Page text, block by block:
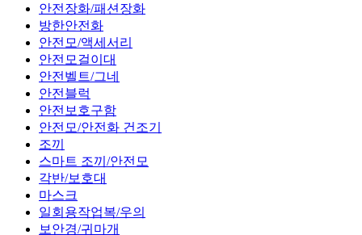
안전장화/패션장화
방한안전화
안전모/액세서리
안전모걸이대
안전벨트/그네
안전블럭
안전보호구함
안전모/안전화 건조기
조끼
스마트 조끼/안전모
각반/보호대
마스크
일회용작업복/우의
보안경/귀마개